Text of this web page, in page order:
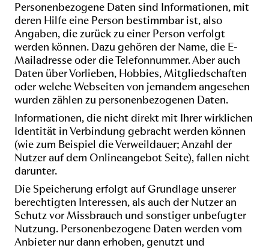
Personenbezogene Daten sind Informationen, mit
deren Hilfe eine Person bestimmbar ist, also
Angaben, die zurück zu einer Person verfolgt
werden können. Dazu gehören der Name, die E-
Mailadresse oder die Telefonnummer. Aber auch
Daten über Vorlieben, Hobbies, Mitgliedschaften
oder welche Webseiten von jemandem angesehen
wurden zählen zu personenbezogenen Daten.
Informationen, die nicht direkt mit Ihrer wirklichen
Identität in Verbindung gebracht werden können
(wie zum Beispiel die Verweildauer; Anzahl der
Nutzer auf dem Onlineangebot Seite), fallen nicht
darunter.
Die Speicherung erfolgt auf Grundlage unserer
berechtigten Interessen, als auch der Nutzer an
Schutz vor Missbrauch und sonstiger unbefugter
Nutzung. Personenbezogene Daten werden vom
Anbieter nur dann erhoben, genutzt und